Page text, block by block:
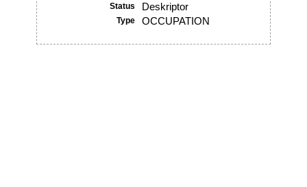
Status Deskriptor
Type OCCUPATION